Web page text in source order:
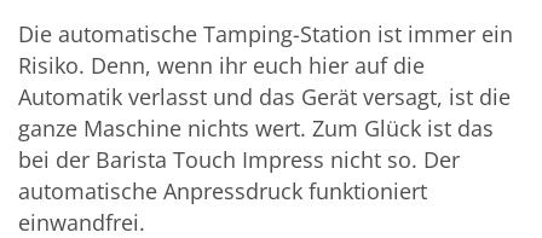
Die automatische Tamping-Station ist immer ein
Risiko. Denn, wenn ihr euch hier auf die
Automatik verlasst und das Gerät versagt, ist die
ganze Maschine nichts wert. Zum Glück ist das
bei der Barista Touch Impress nicht so. Der
automatische Anpressdruck funktioniert
einwandfrei.